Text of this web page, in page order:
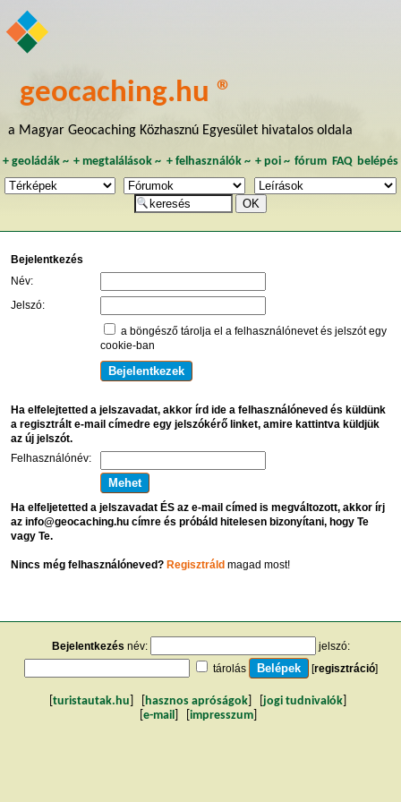
geocaching.hu ®
a Magyar Geocaching Közhasznú Egyesület hivatalos oldala
+ geoládák~ +megtalálások ~ + felhasználók~ + poi~ fórum FAQ belépés
Bejelentkezés
Név:
Jelszó:
a böngésző tárolja el a felhasználónevet és jelszót egy
cookie-ban
Ha elfelejtetted a jelszavadat, akkor írd ide a felhasználóneved és küldünk
a regisztrált e-mail címedre egy jelszókérő linket, amire kattintva küldjük
az új jelszót.
Felhasználónév:
Ha elfeljetetted a jelszavadat ÉS az e-mail címed is megváltozott, akkor írj
az info@geocaching.hu címre és próbáld hitelesen bizonyítani, hogy Te
vagy Te.
Nincs még felhasználóneved? Regisztráldmagad most!
Bejelentkezés név:
jelszó:
tárolás
[regisztráció]
turistautak.hu hasznos apróságok jogi tudnivalók
e-mail impresszum]